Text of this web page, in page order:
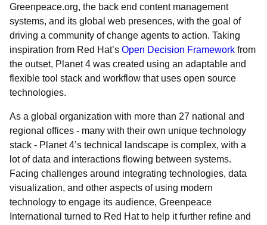
Greenpeace.org, the back end content management
systems, and its global web presences, with the goal of
driving a community of change agents to action. Taking
inspiration from Red Hat’s Open Decision Framework from
the outset, Planet 4 was created using an adaptable and
flexible tool stack and workflow that uses open source
technologies.
As a global organization with more than 27 national and
regional offices - many with their own unique technology
stack - Planet 4’s technical landscape is complex, with a
lot of data and interactions flowing between systems.
Facing challenges around integrating technologies, data
visualization, and other aspects of using modern
technology to engage its audience, Greenpeace
International turned to Red Hat to help it further refine and